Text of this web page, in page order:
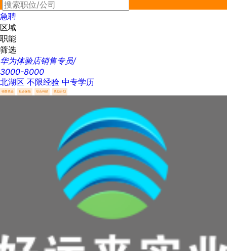
最新
急聘
区域
职能
筛选
华为体验店销售专员/
3000-8000
北湖区 不限经验 中专学历
销售奖金 社会保险 综合补贴 奖励计划